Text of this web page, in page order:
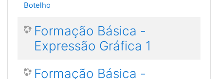
Botelho
Formação Básica -
Expressão Gráfica 1
Formação Básica -